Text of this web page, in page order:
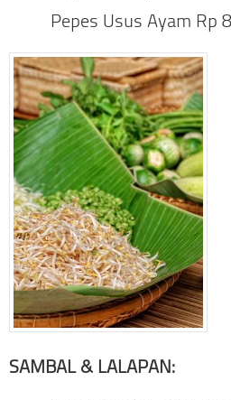
Pepes Usus Ayam Rp
SAMBAL & LALAPAN: